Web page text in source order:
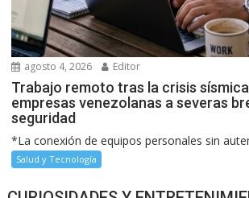
agosto 4, 2026 Editor
Trabajo remoto tras la crisis
empresas venezolanas a severas
seguridad
*La conexión de equipos personales sin
Salud y Tecnología